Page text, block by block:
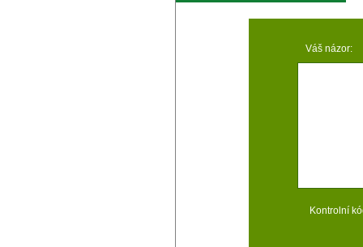
Váš názor:
Kontrolní